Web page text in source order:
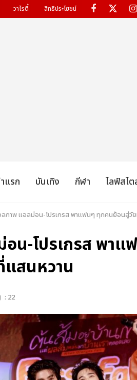
วาไรตี้ สิทธิประโยชน์
แรก บันเทิง กีฬา ไลฟ์สไ
ลภาพ แอลม่อน-โปรเกรส พาแฟนๆ ทุกคนย้อนสู่วั
อน-โปรเกรส พา
สนหวาน
: 22